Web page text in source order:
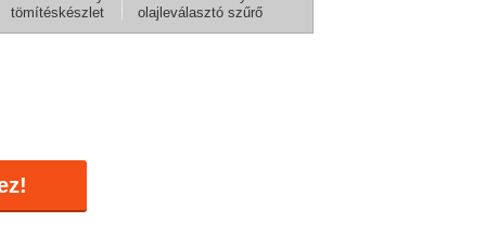
tömítéskészlet
olajleválasztó szűrő